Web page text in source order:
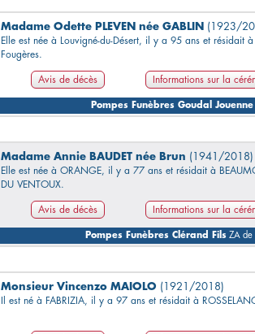
Madame Odette PLEVEN née GABLIN (1923/
Elle est née à Louvigné-du-Désert, il y a 95 ans et résidait à
Fougères.
Avis de décès Informations sur la
Pompes Funèbres Goudal Jouenne
Madame Annie BAUDET née Brun (1941/2018)
Elle est née à ORANGE, il y a 77 ans et résidait à
DU VENTOUX.
Avis de décès Informations sur la
Pompes Funèbres Clérand Fils ZA
Monsieur Vincenzo MAIOLO (1921/2018)
Il est né à FABRIZIA, il y a 97 ans et résidait à